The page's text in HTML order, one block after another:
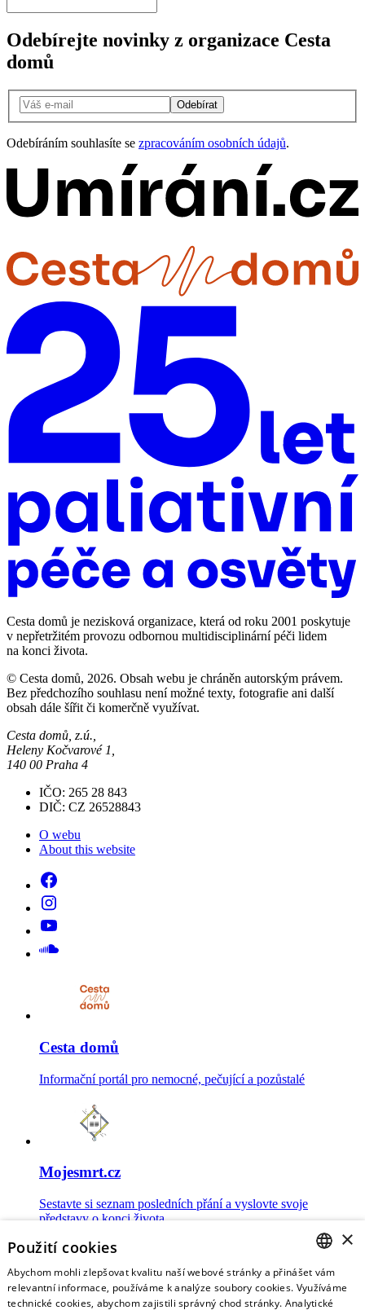
Odebírejte novinky z organizace Cesta
domů
Odebírat
Odebíráním souhlasíte se zpracováním osobních údajů.
Cesta domů je nezisková organizace, která od roku 2001 poskytuje
v nepřetržitém provozu odbornou multidisciplinární péči lidem
na konci života.
© Cesta domů, 2026. Obsah webu je chráněn autorským právem.
Bez předchozího souhlasu není možné texty, fotografie ani další
obsah dále šířit či komerčně využívat.
Cesta domů, z.ú.,
Heleny Kočvarové 1,
140 00 Praha 4
IČO: 265 28 843
DIČ: CZ 26528843
O webu
About this website
Cesta domů
Informační portál pro nemocné, pečující a pozůstalé
Mojesmrt.cz
Sestavte si seznam posledních přání a vyslovte svoje
představy o konci života
CZECH
×
Použití cookies
Abychom mohli zlepšovat kvalitu naší webové stránky a přinášet vám
relevantní informace, používáme k analýze soubory cookies. Využíváme
technické cookies, abychom zajistili správný chod stránky. Analytické